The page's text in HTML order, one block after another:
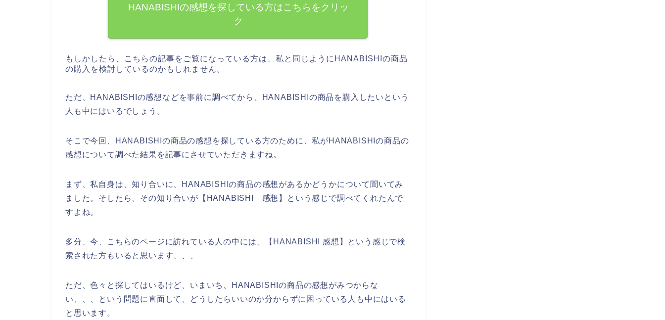
HANABISHIの感想を探している方はこちらをクリッ
ク
もしかしたら、こちらの記事をご覧になっている方は、私と同じようにHANABISHIの商品
の購入を検討しているのかもしれません。
ただ、HANABISHIの感想などを事前に調べてから、HANABISHIの商品を購入したいという
人も中にはいるでしょう。
そこで今回、HANABISHIの商品の感想を探している方のために、私がHANABISHIの商品の
感想について調べた結果を記事にさせていただきますね。
まず、私自身は、知り合いに、HANABISHIの商品の感想があるかどうかについて聞いてみ
ました。そしたら、その知り合いが【HANABISHI 感想】という感じで調べてくれたんで
すよね。
多分、今、こちらのページに訪れている人の中には、【HANABISHI 感想】という感じで検
索された方もいると思います、、、
ただ、色々と探してはいるけど、いまいち、HANABISHIの商品の感想がみつからな
い、、、という問題に直面して、どうしたらいいのか分からずに困っている人も中にはいる
と思います。